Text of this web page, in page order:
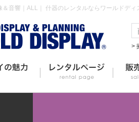
音響｜ALL｜ 什器のレンタルならワールドデ
>